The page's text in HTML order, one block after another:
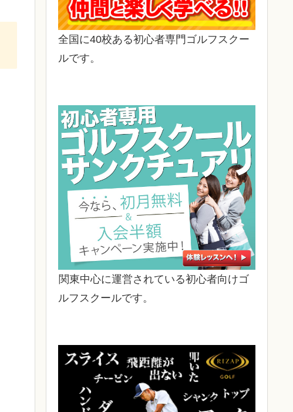
全国に40校ある初心者専門ゴルフスクー
ルです。
関東中心に運営されている初心者向けゴ
ルフスクールです。